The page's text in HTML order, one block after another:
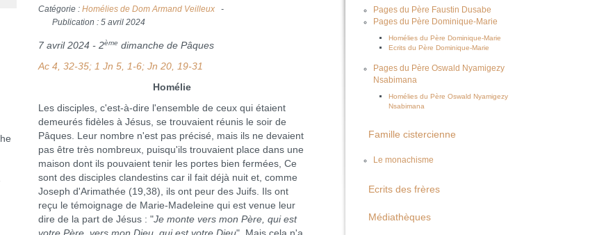
Catégorie :Homélies de Dom Armand Veilleux
Publication : 5 avril 2024
7 avril 2024 - 2ème dimanche de Pâques
Ac 4, 32-35; 1 Jn 5, 1-6; Jn 20, 19-31
Homélie
Les disciples, c'est-à-dire l'ensemble de ceux qui étaient
demeurés fidèles à Jésus, se trouvaient réunis le soir de
Pâques. Leur nombre n'est pas précisé, mais ils ne devaient
pas être très nombreux, puisqu'ils trouvaient place dans une
maison dont ils pouvaient tenir les portes bien fermées, Ce
sont des disciples clandestins car il fait déjà nuit et, comme
Joseph d'Arimathée (19,38), ils ont peur des Juifs. Ils ont
reçu le témoignage de Marie-Madeleine qui est venue leur
dire de la part de Jésus : "Je monte vers mon Père, qui est
Pages du Père Faustin Dusabe
Pages du Père Dominique-Marie
Homélies du Père Dominique-Marie
Ecrits du Père Dominique-Marie
Pages du Père Oswald Nyamigezy
Nsabimana
Homélies du Père Oswald Nyamigezy
Nsabimana
Famille cistercienne
Le monachisme
Ecrits des frères
Médiathèques